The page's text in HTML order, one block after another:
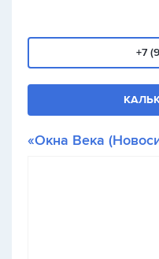
+7
«Окна Века